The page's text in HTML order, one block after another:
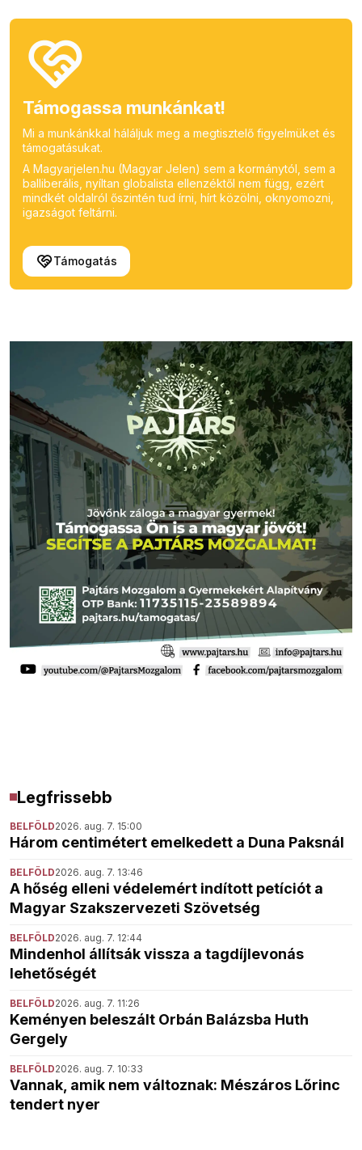
Támogassa munkánkat!
Mi a munkánkkal háláljuk meg a megtisztelő figyelmüket és
támogatásukat.
A Magyarjelen.hu (Magyar Jelen) sem a kormánytól, sem a
balliberális, nyíltan globalista ellenzéktől nem függ, ezért
mindkét oldalról őszintén tud írni, hírt közölni, oknyomozni,
igazságot feltárni.
Támogatás
Legfrissebb
BELFÖLD2026. aug. 7. 15:00
Három centimétert emelkedett a Duna Paksnál
BELFÖLD2026. aug. 7. 13:46
A hőség elleni védelemért indított petíciót a
Magyar Szakszervezeti Szövetség
BELFÖLD2026. aug. 7. 12:44
Mindenhol állítsák vissza a tagdíjlevonás
lehetőségét
BELFÖLD2026. aug. 7. 11:26
Keményen beleszált Orbán Balázsba Huth
Gergely
BELFÖLD2026. aug. 7. 10:33
Vannak, amik nem változnak: Mészáros Lőrinc
tendert nyer